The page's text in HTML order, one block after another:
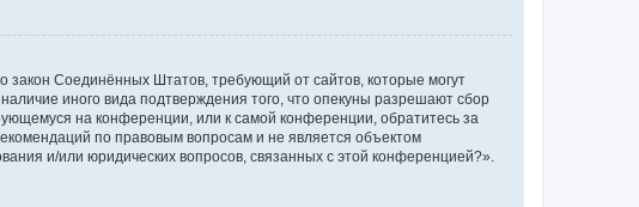
закон Соединённых Штатов, требующий от сайтов, которые могут
иного вида подтверждения того, что опекуны разрешают сбор
на конференции, или к самой конференции, обратитесь за
по правовым вопросам и не является объектом
и/или юридических вопросов, связанных с этой конференцией?».